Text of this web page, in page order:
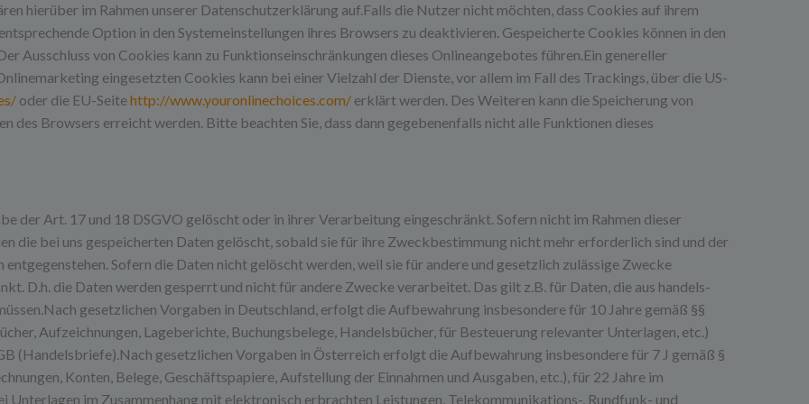
hierüber im Rahmen unserer Datenschutzerklärung auf.Falls die Nutzer nicht möchten, dass Cookies auf ihrem
Option in den Systemeinstellungen ihres Browsers zu deaktivieren. Gespeicherte Cookies können in den
Ausschluss von Cookies kann zu Funktionseinschränkungen dieses Onlineangebotes führen.Ein genereller
eingesetzten Cookies kann bei einer Vielzahl der Dienste, vor allem im Fall des Trackings, über die US-
oder die EU-Seitehttp://www.youronlinechoices.com/ erklärt werden. Des Weiteren kann die Speicherung von
des Browsers erreicht werden. Bitte beachten Sie, dass dann gegebenenfalls nicht alle Funktionen dieses
der Art. 17 und 18 DSGVO gelöscht oder in ihrer Verarbeitung eingeschränkt. Sofern nicht im Rahmen dieser
die bei uns gespeicherten Daten gelöscht, sobald sie für ihre Zweckbestimmung nicht mehr erforderlich sind und der
Sofern die Daten nicht gelöscht werden, weil sie für andere und gesetzlich zulässige Zwecke
D.h. die Daten werden gesperrt und nicht für andere Zwecke verarbeitet. Das gilt z.B. für Daten, die aus handels-
gesetzlichen Vorgaben in Deutschland, erfolgt die Aufbewahrung insbesondere für 10 Jahre gemäß §§
Aufzeichnungen, Lageberichte, Buchungsbelege, Handelsbücher, für Besteuerung relevanter Unterlagen, etc.)
(Handelsbriefe).Nach gesetzlichen Vorgaben in Österreich erfolgt die Aufbewahrung insbesondere für 7 J gemäß §
Konten, Belege, Geschäftspapiere, Aufstellung der Einnahmen und Ausgaben, etc.), für 22 Jahre im
Unterlagen im Zusammenhang mit elektronisch erbrachten Leistungen, Telekommunikations-, Rundfunk- und